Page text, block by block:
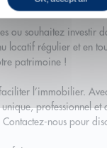
ou souhaitez investir
locatif régulier et en
patrimoine !
l’immobilier.
professionnel
nous pour